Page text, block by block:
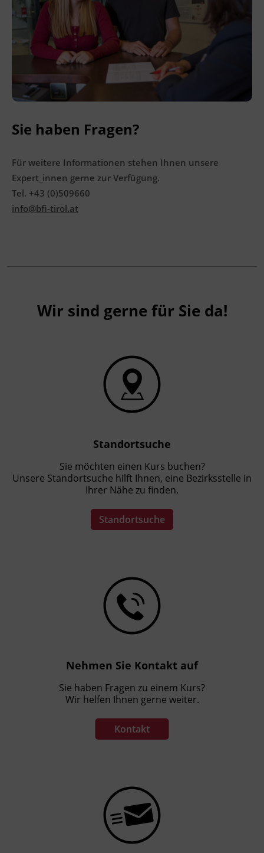
Ingenieurzertifizierung
BFI Reutte
BFI Schwaz
Sie haben Fragen?
Für weitere Informationen stehen Ihnen unsere
Expert_innen gerne zur Verfügung.
Tel. +43 (0)509660
info@bfi-tirol.at
Wir sind gerne für Sie da!
Standortsuche
Sie möchten einen Kurs buchen?
Unsere Standortsuche hilft Ihnen, eine Bezirksstelle in
Ihrer Nähe zu finden.
Standortsuche
Nehmen Sie Kontakt auf
Sie haben Fragen zu einem Kurs?
Wir helfen Ihnen gerne weiter.
Kontakt